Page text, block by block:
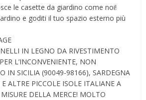
le casette da giardino come noi!
e goditi il tuo spazio esterno più
IN LEGNO DA RIVESTIMENTO
L’INCONVENIENTE, NON
IN SICILIA (90049-98166), SARDEGNA
ALTRE PICCOLE ISOLE ITALIANE A
DELLA MERCE! MOLTO